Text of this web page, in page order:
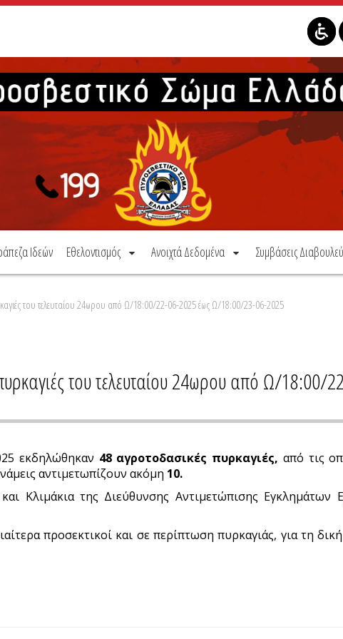
Ιδεών Εθελοντισμός Ανοιχτά Δεδομένα Συμβάσεις
του τελευταίου 24ωρου από Ω/18:00/22-06-2025 έως Ω/18:00/23-06-2025
του τελευταίου 24ωρου από Ω/
εκδηλώθηκαν 48 αγροτοδασικές πυρκαγιές, από τις
αντιμετωπίζουν ακόμη 10.
Κλιμάκια της Διεύθυνσης Αντιμετώπισης Εγκλημάτων
προσεκτικοί και σε περίπτωση πυρκαγιάς, για τη